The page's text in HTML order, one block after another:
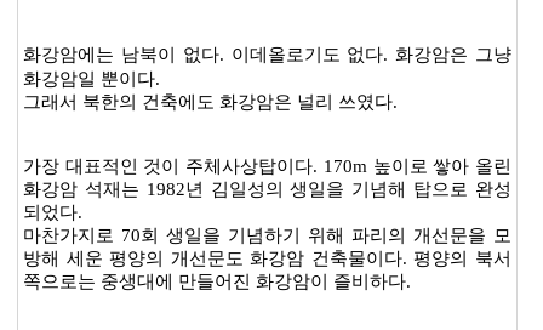
화강암에는 남북이 없다. 이데올로기도 없다. 화강암은 그냥
화강암일 뿐이다.
그래서 북한의 건축에도 화강암은 널리 쓰였다.
가장 대표적인 것이 주체사상탑이다. 170m 높이로 쌓아 올린
화강암 석재는 1982년 김일성의 생일을 기념해 탑으로 완성
되었다.
마찬가지로 70회 생일을 기념하기 위해 파리의 개선문을 모
방해 세운 평양의 개선문도 화강암 건축물이다. 평양의 북서
쪽으로는 중생대에 만들어진 화강암이 즐비하다.